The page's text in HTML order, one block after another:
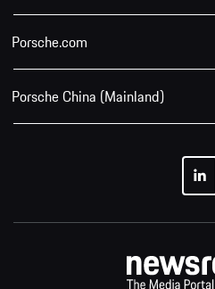
Porsche.com
Porsche China (Mainland)